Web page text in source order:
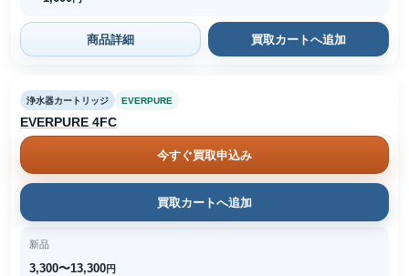
商品詳細 買取カートへ追加
浄水器カートリッジ EVERPURE
EVERPURE 4FC
今すぐ買取申込み
買取カートへ追加
新品
3,300〜13,300円